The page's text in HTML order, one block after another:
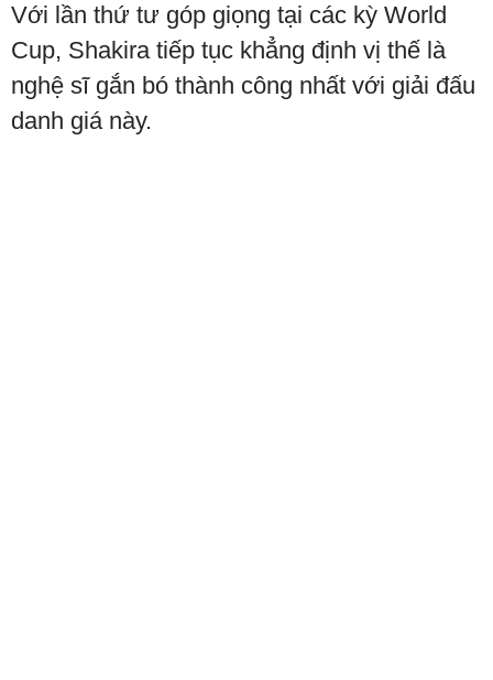
Với lần thứ tư góp giọng tại các kỳ World
Cup, Shakira tiếp tục khẳng định vị thế là
nghệ sĩ gắn bó thành công nhất với giải đấu
danh giá này.